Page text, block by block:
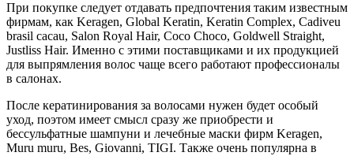
При покупке следует отдавать предпочтения таким известным
фирмам, как Keragen, Global Keratin, Keratin Complex, Cadiveu
brasil cacau, Salon Royal Hair, Coco Choco, Goldwell Straight,
Justliss Hair. Именно с этими поставщиками и их продукцией
для выпрямления волос чаще всего работают профессионалы
в салонах.
После кератинирования за волосами нужен будет особый
уход, поэтом имеет смысл сразу же приобрести и
бессульфатные шампуни и лечебные маски фирм Keragen,
Muru muru, Bes, Giovanni, TIGI. Также очень популярна в